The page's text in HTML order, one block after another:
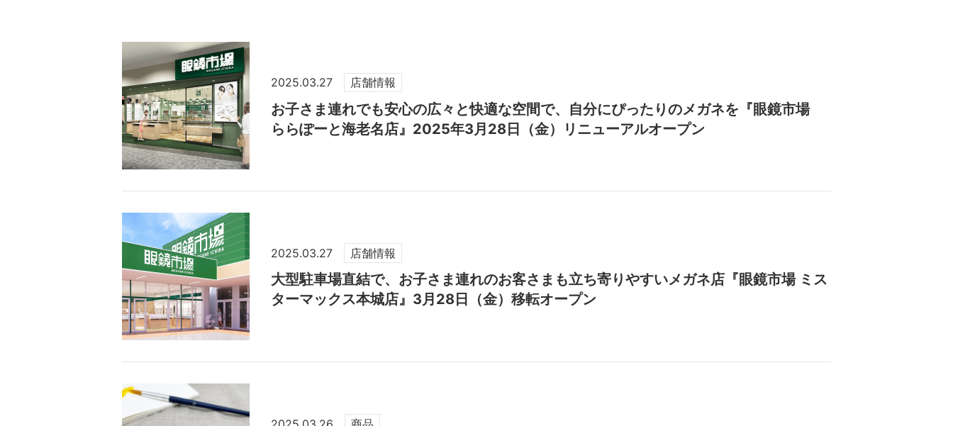
2025.03.27 店舗情報
お子さま連れでも安心の広々と快適な空間で、自分にぴったりのメガネを『眼鏡市場
ららぽーと海老名店』2025年3月28日（金）リニューアルオープン
2025.03.27 店舗情報
大型駐車場直結で、お子さま連れのお客さまも立ち寄りやすいメガネ店『眼鏡市場 ミス
ターマックス本城店』3月28日（金）移転オープン